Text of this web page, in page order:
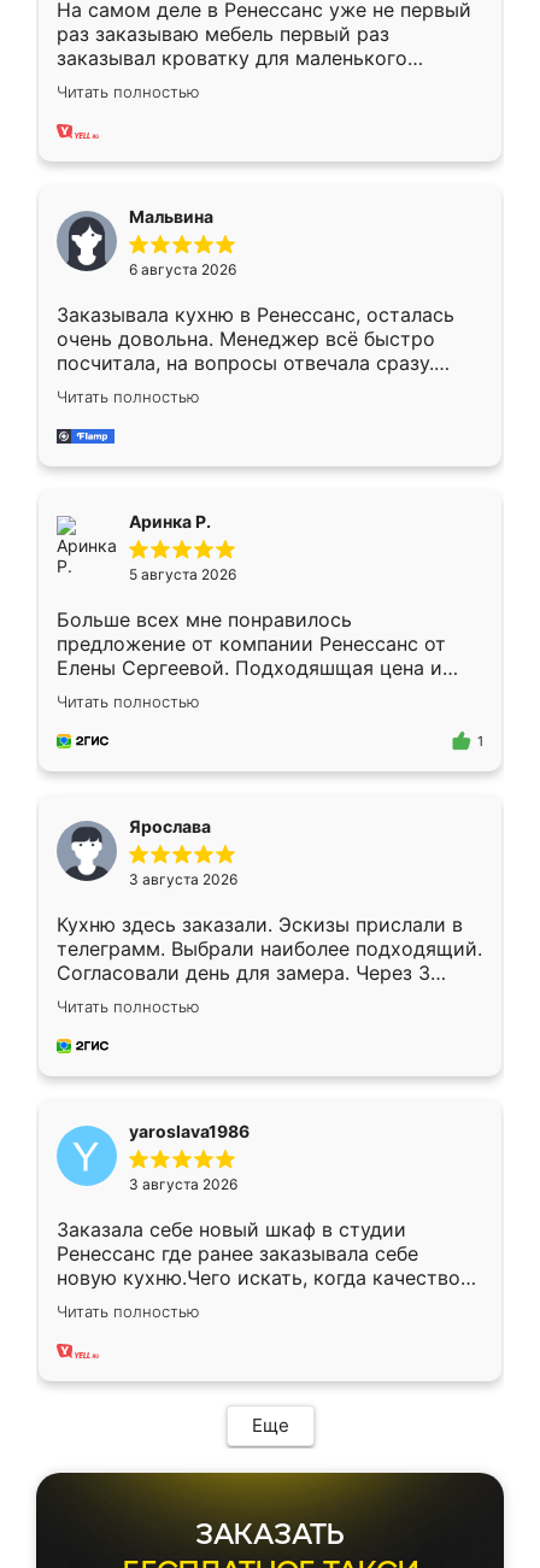
На самом деле в Ренессанс уже не первый
раз заказываю мебель первый раз
заказывал кроватку для маленького
ребёнка при его рождении ,во второй раз
заказал шкаф-купе. По качеству очень
хорошее сборка достаточно быстрая,
меньше, здесь же он более разнообразный.
Мне нравится ,если что-то потребуется из
мебели буду заказывать только здесь.
Читать полностью
Мальвина
6 августа 2026
Заказывала кухню в Ренессанс, осталась
очень довольна. Менеджер всё быстро
посчитала, на вопросы отвечала сразу.
Замерщик приехал в субботу, подошёл к
делу со всей ответственностью. Собрали
за день, ребята работали аккуратно, даже
Читать полностью
Аринка Р.
5 августа 2026
Больше всех мне понравилось
предложение от компании Ренессанс от
Елены Сергеевой. Подходяшщая цена и
короткие сроки изготовления. Приехавший
для замера сотрудник Владислав
предложил по моему эскизу самый
Читать полностью
1
Ярослава
3 августа 2026
Кухню здесь заказали. Эскизы прислали в
телеграмм. Выбрали наиболее подходящий.
Согласовали день для замера. Через 3
недели кухня была уже готова. Остались
довольны работой. Спасибо Ренессанс
мебель за качественную работу!
Читать полностью
yaroslava1986
3 августа 2026
Заказала себе новый шкаф в студии
Ренессанс где ранее заказывала себе
новую кухню.Чего искать, когда качеством
вполне довольна. Служит кухня уже почти
два года, нареканий нет.
Читать полностью
Еще
ЗАКАЗАТЬ